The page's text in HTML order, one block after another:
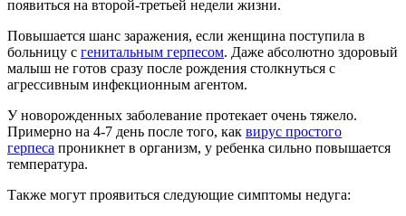
появиться на второй-третьей недели жизни.
Повышается шанс заражения, если женщина поступила в
больницу с генитальным герпесом. Даже абсолютно здоровый
малыш не готов сразу после рождения столкнуться с
агрессивным инфекционным агентом.
У новорожденных заболевание протекает очень тяжело.
Примерно на 4-7 день после того, как вирус простого
герпеса проникнет в организм, у ребенка сильно повышается
температура.
Также могут проявиться следующие симптомы недуга: